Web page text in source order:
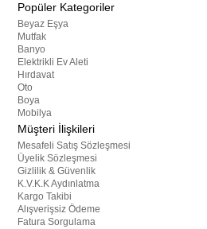
Popüler Kategoriler
Beyaz Eşya
Mutfak
Banyo
Elektrikli Ev Aleti
Hırdavat
Oto
Boya
Mobilya
Müşteri İlişkileri
Mesafeli Satış Sözleşmesi
Üyelik Sözleşmesi
Gizlilik & Güvenlik
K.V.K.K Aydınlatma
Kargo Takibi
Alışverişsiz Ödeme
Fatura Sorgulama